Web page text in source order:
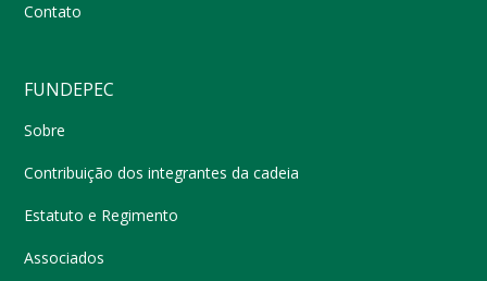
Contato
FUNDEPEC
Sobre
Contribuição dos integrantes da cadeia
Estatuto e Regimento
Associados